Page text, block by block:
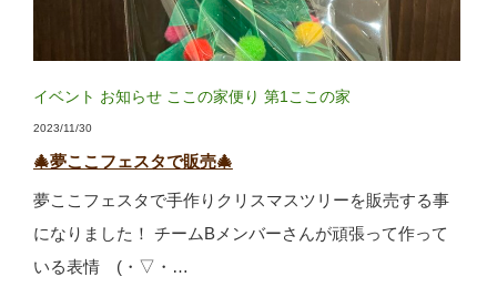
イベント お知らせ ここの家便り 第1ここの家
2023/11/30
🎄夢ここフェスタで販売🎄
夢ここフェスタで手作りクリスマスツリーを販売する事
になりました！ チームBメンバーさんが頑張って作って
いる表情 (・▽・…